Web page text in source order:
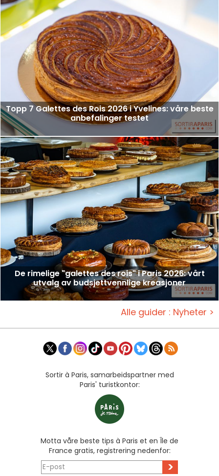
Topp 7 Galettes des Rois 2026 i Yvelines: våre beste
anbefalinger testet
De rimelige "galettes des rois" i Paris 2026: vårt
utvalg av budsjettvennlige kreasjoner
Alle guider : Nyheter >
Sortir à Paris, samarbeidspartner med
Paris' turistkontor:
Motta våre beste tips à Paris et en Île de
France gratis, registrering nedenfor:
>